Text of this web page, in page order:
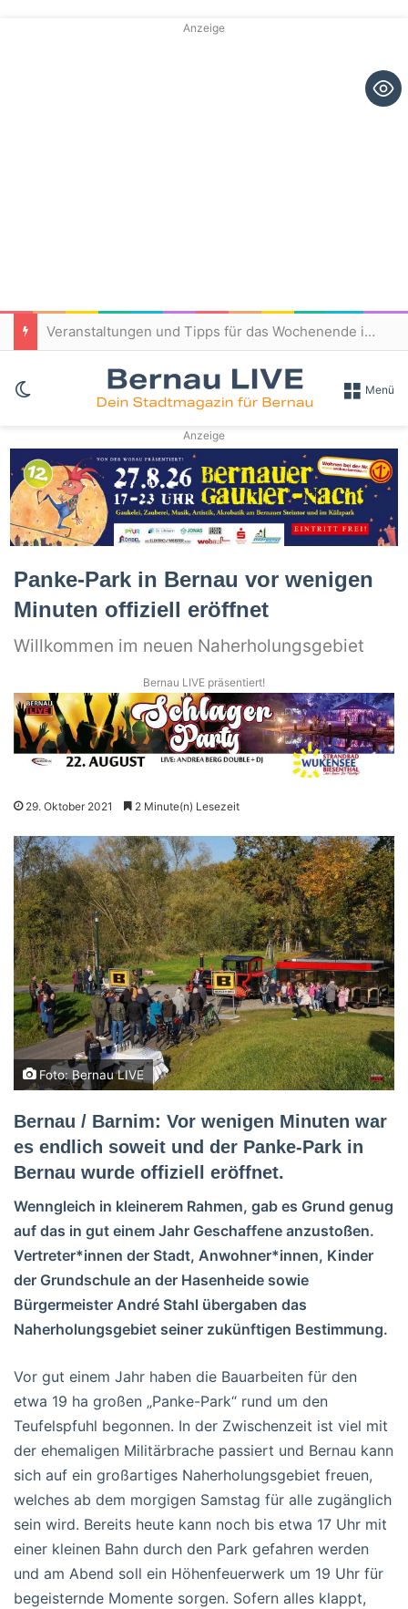
Anzeige
Veranstaltungen und Tipps für das Wochenende in und um Bernau
Skin umschalten Menü
Anzeige
Panke-Park in Bernau vor wenigen
Minuten offiziell eröffnet
Willkommen im neuen Naherholungsgebiet
Bernau LIVE präsentiert!
29. Oktober 2021 2 Minute(n) Lesezeit
Foto: Bernau LIVE
Bernau / Barnim: Vor wenigen Minuten war
es endlich soweit und der Panke-Park in
Bernau wurde offiziell eröffnet.
Wenngleich in kleinerem Rahmen, gab es Grund genug
auf das in gut einem Jahr Geschaffene anzustoßen.
Vertreter*innen der Stadt, Anwohner*innen, Kinder
der Grundschule an der Hasenheide sowie
Bürgermeister André Stahl übergaben das
Naherholungsgebiet seiner zukünftigen Bestimmung.
Vor gut einem Jahr haben die Bauarbeiten für den
etwa 19 ha großen „Panke-Park“ rund um den
Teufelspfuhl begonnen. In der Zwischenzeit ist viel mit
der ehemaligen Militärbrache passiert und Bernau kann
sich auf ein großartiges Naherholungsgebiet freuen,
welches ab dem morgigen Samstag für alle zugänglich
sein wird. Bereits heute kann noch bis etwa 17 Uhr mit
einer kleinen Bahn durch den Park gefahren werden
und am Abend soll ein Höhenfeuerwerk um 19 Uhr für
begeisternde Momente sorgen. Sofern alles klappt,